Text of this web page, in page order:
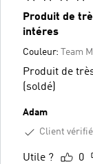
Produit de
intéres
Couleur: Team
Produit de
(soldé)
Adam
Client vérifié
Utile ? 0